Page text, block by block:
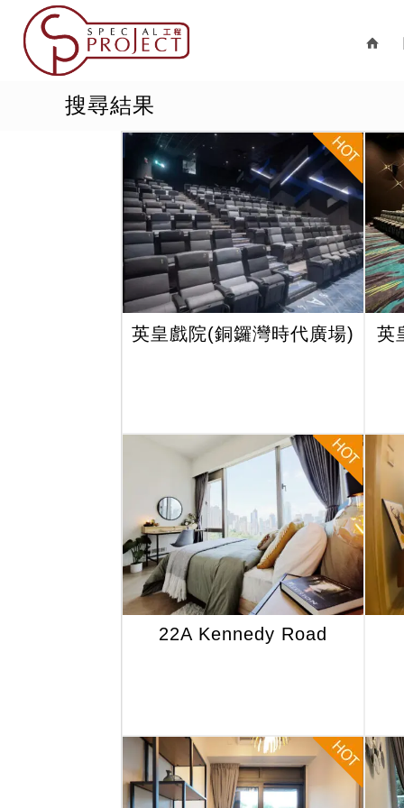

搜尋結果
英皇戲院(銅鑼灣時代廣場) 英
22A Kennedy Road